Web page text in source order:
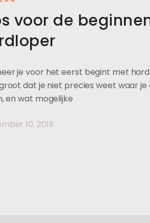
voor de
je voor het eerst begint met
dat je niet precies weet waar
en wat mogelijke
10, 2019